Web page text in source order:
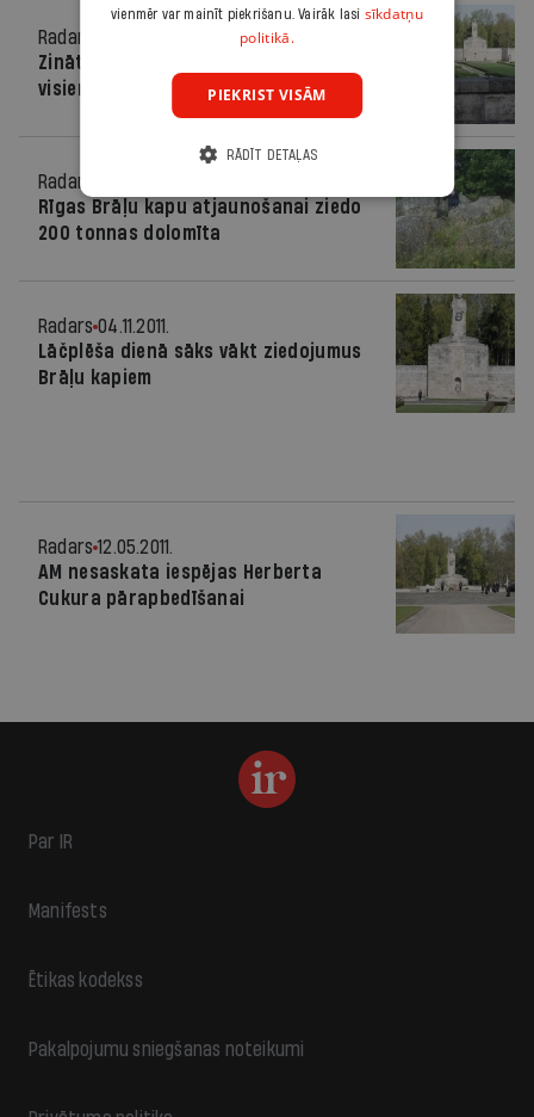
Radars
Zinātnieki aicina uz līdzjūtību pret
visiem kara upuriem
Radars
Rīgas Brāļu kapu atjaunošanai ziedo
200 tonnas dolomīta
Radars 04.11.2011.
Lāčplēša dienā sāks vākt ziedojumus
Brāļu kapiem
Radars 12.05.2011.
AM nesaskata iespējas Herberta
Cukura pārapbedīšanai
Par IR
Manifests
Ētikas kodekss
Pakalpojumu sniegšanas noteikumi
vienmēr var mainīt piekrišanu. Vairāk lasi sīkdatņu
politikā.
PIEKRIST VISĀM
RĀDĪT DETAĻAS